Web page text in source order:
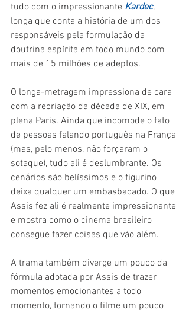
tudo com o impressionante Kardec,
longa que conta a história de um dos
responsáveis pela formulação da
doutrina espírita em todo mundo com
mais de 15 milhões de adeptos.
O longa-metragem impressiona de cara
com a recriação da década de XIX, em
plena Paris. Ainda que incomode o fato
de pessoas falando português na França
(mas, pelo menos, não forçaram o
sotaque), tudo ali é deslumbrante. Os
cenários são belíssimos e o figurino
deixa qualquer um embasbacado. O que
Assis fez ali é realmente impressionante
e mostra como o cinema brasileiro
consegue fazer coisas que vão além.
A trama também diverge um pouco da
fórmula adotada por Assis de trazer
momentos emocionantes a todo
momento, tornando o filme um pouco